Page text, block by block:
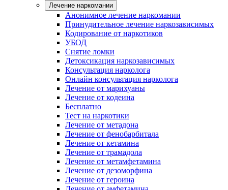
Лечение наркомании
Анонимное лечение наркомании
Принудительное лечение наркозависимых
Кодирование от наркотиков
УБОД
Снятие ломки
Детоксикация наркозависимых
Консультация нарколога
Онлайн консультация нарколога
Лечение от марихуаны
Лечение от кодеина
Бесплатно
Тест на наркотики
Лечение от метадона
Лечение от фенобарбитала
Лечение от кетамина
Лечение от трамадола
Лечение от метамфетамина
Лечение от дезоморфина
Лечение от героина